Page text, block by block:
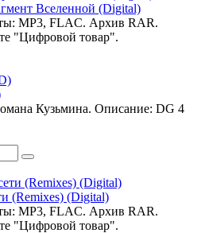
Вселенной (Digital)
MP3, FLAC. Архив RAR.
"Цифровой товар".
Кузьмина. Описание: DG 4
(Remixes) (Digital)
MP3, FLAC. Архив RAR.
"Цифровой товар".